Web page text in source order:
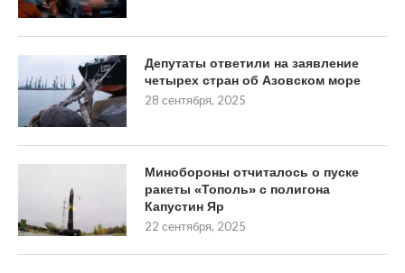
Депутаты ответили на заявление
четырех стран об Азовском море
28 сентября, 2025
Минобороны отчиталось о пуске
ракеты «Тополь» с полигона
Капустин Яр
22 сентября, 2025